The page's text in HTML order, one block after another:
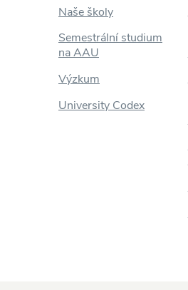
Naše školy
Semestrální studium
na AAU
Výzkum
University Codex